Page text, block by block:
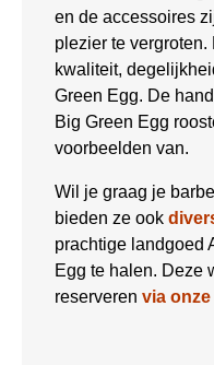
en de accessoires
plezier te
kwaliteit,
Green Egg. De
Big Green Egg
voorbeelden van.
Wil je graag je
bieden ze ook
prachtige landgoed
Egg te halen. Deze
reserveren via